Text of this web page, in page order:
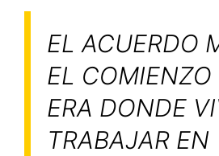
EL ACUERDO
EL COMIENZO
ERA DONDE
TRABAJAR EN